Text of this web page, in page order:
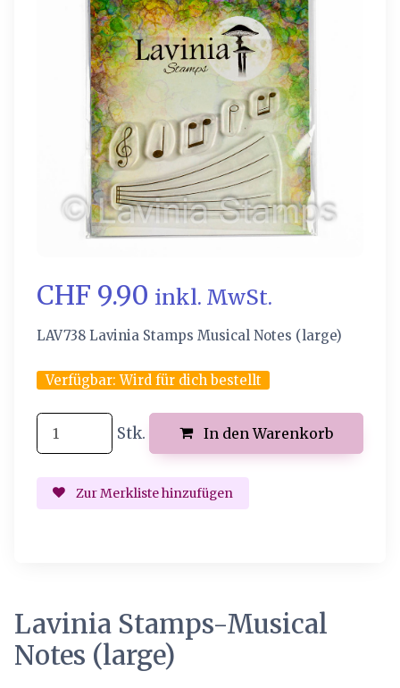
CHF 9.90 inkl. MwSt.
LAV738 Lavinia Stamps Musical Notes (large)
Verfügbar:Wird für dich bestellt
Stk. In den Warenkorb
Zur Merkliste hinzufügen
Lavinia Stamps-Musical
Notes (large)